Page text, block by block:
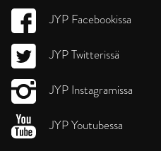
JYP Facebookissa
JYP Twitterissä
JYP Instagramissa
JYP Youtubessa